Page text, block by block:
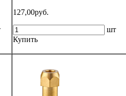
127,00руб.
шт
Купить